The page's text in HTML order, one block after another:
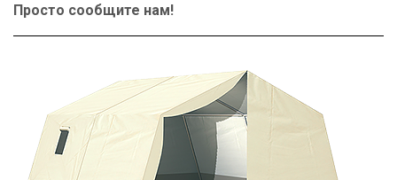
Просто сообщите нам!